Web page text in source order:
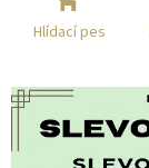
Hlídací pes